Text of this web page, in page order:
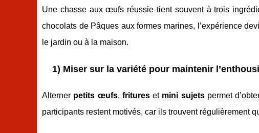
Une chasse aux œufs réussie tient souvent à trois
chocolats de Pâques aux formes marines, l’expérience
le jardin ou à la maison.
1) Miser sur la variété pour maintenir
Alterner petits œufs, fritureset mini sujetspermet
participants restent motivés, car ils trouvent régulièrement